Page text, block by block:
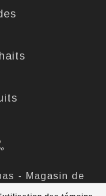
- Magasin de
byLightspeed-